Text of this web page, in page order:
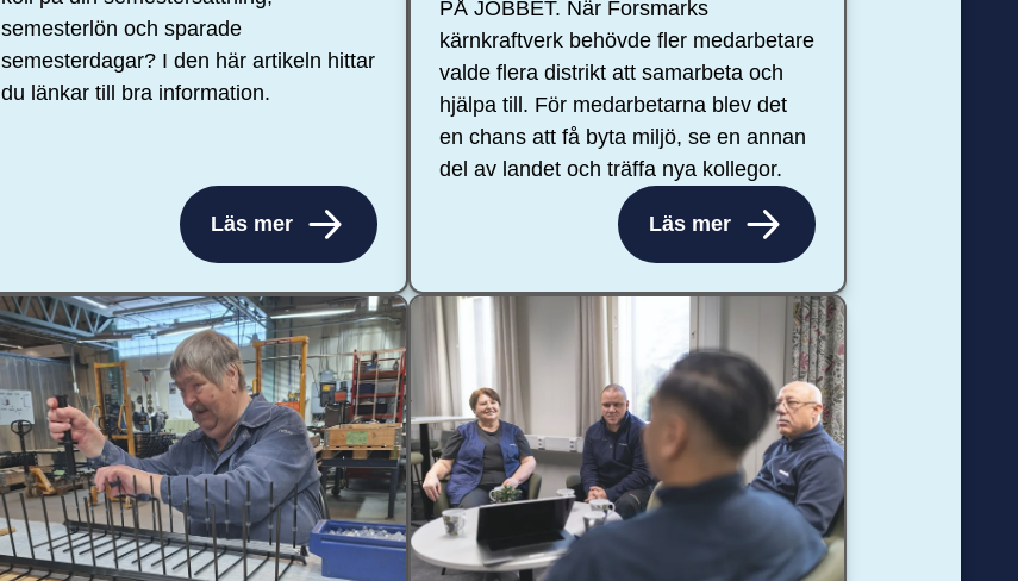
semesterlön och sparade
semesterdagar? I den här artikeln hittar
du länkar till bra information.
Läs mer
PÅ JOBBET. När Forsmarks
kärnkraftverk behövde fler medarbetare
valde flera distrikt att samarbeta och
hjälpa till. För medarbetarna blev det
en chans att få byta miljö, se en annan
del av landet och träffa nya kollegor.
Läs mer